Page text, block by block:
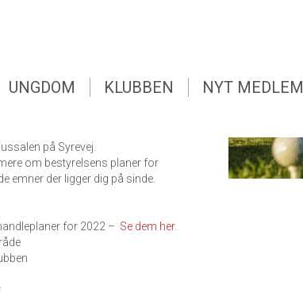
UNGDOM KLUBBEN NYT MEDLEM
på Syrevej.
om bestyrelsens planer for
emner der ligger dig på sinde.
for 2022 – Se dem her.